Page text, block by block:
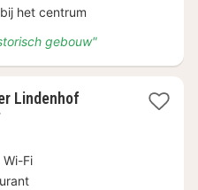
het centrum
gebouw"
Lindenhof1
Wi-Fi